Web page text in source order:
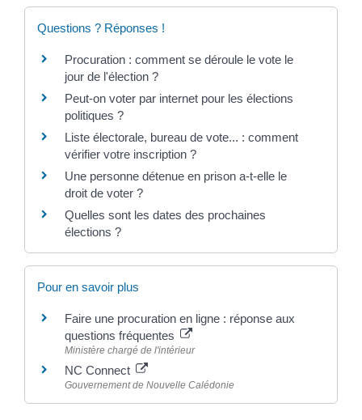
Questions ? Réponses !
Procuration : comment se déroule le vote le
jour de l'élection ?
Peut-on voter par internet pour les élections
politiques ?
Liste électorale, bureau de vote... : comment
vérifier votre inscription ?
Une personne détenue en prison a-t-elle le
droit de voter ?
Quelles sont les dates des prochaines
élections ?
Pour en savoir plus
Faire une procuration en ligne : réponse aux
questions fréquentes
Ministère chargé de l'intérieur
NC Connect
Gouvernement de Nouvelle Calédonie